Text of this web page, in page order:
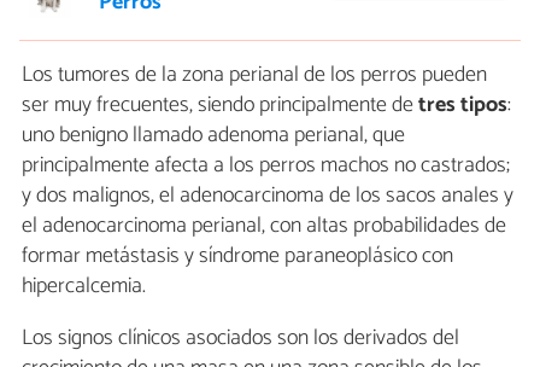
Los tumores de la zona perianal de los perros pueden
ser muy frecuentes, siendo principalmente detres tipos:
uno benigno llamado adenoma perianal, que
principalmente afecta a los perros machos no castrados;
y dos malignos, el adenocarcinoma de los sacos anales y
el adenocarcinoma perianal, con altas probabilidades de
formar metástasis y síndrome paraneoplásico con
hipercalcemia.
Los signos clínicos asociados son los derivados del